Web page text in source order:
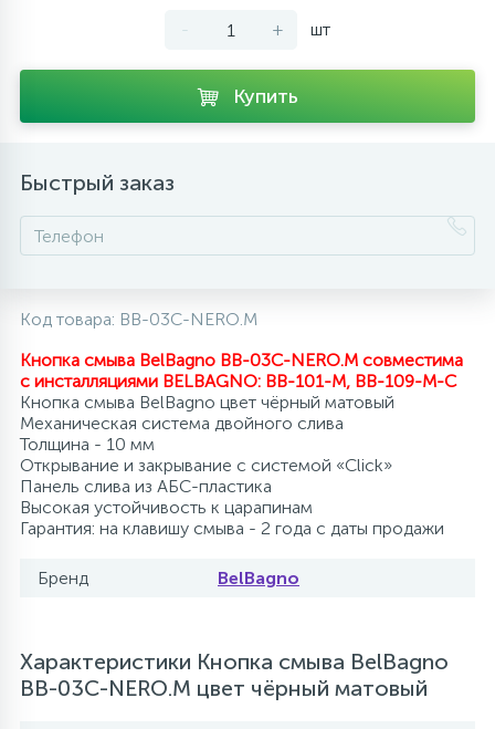
Напольные смесители
- + шт
Купить
Быстрый заказ
Код товара: BB-03C-NERO.M
Кнопка смыва BelBagno BB-03C-NERO.M совместима
с инсталляциями BELBAGNO: BB-101-M, BB-109-M-C
Кнопка смыва BelBagno цвет чёрный матовый
Механическая система двойного слива
Толщина - 10 мм
Открывание и закрывание с системой «Click»
Панель слива из АБС-пластика
Высокая устойчивость к царапинам
Гарантия: на клавишу смыва - 2 года с даты продажи
Бренд BelBagno
Характеристики Кнопка смыва BelBagno
BB-03C-NERO.M цвет чёрный матовый